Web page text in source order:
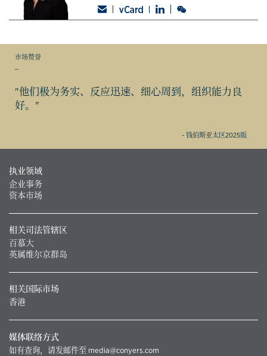
市场赞誉
"他们极为务实、反应迅速、细心周到，组织能力良
好。"
- 钱伯斯亚太区2025版
执业领域
企业事务
资本市场
相关司法管辖区
百慕大
英属维尔京群岛
相关国际市场
香港
媒体联络方式
如有查询，请发邮件至 media@conyers.com